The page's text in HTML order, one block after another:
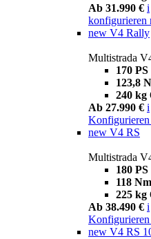
Ab 31.990 € i
konfigurieren
new V4 Rally
Multistrada
170 PS
123,8
240 kg
Ab 27.990 € i
Konfigurieren
new V4 RS
Multistrada
180 PS
118 Nm
225 kg
Ab 38.490 € i
Konfigurieren
new V4 RS